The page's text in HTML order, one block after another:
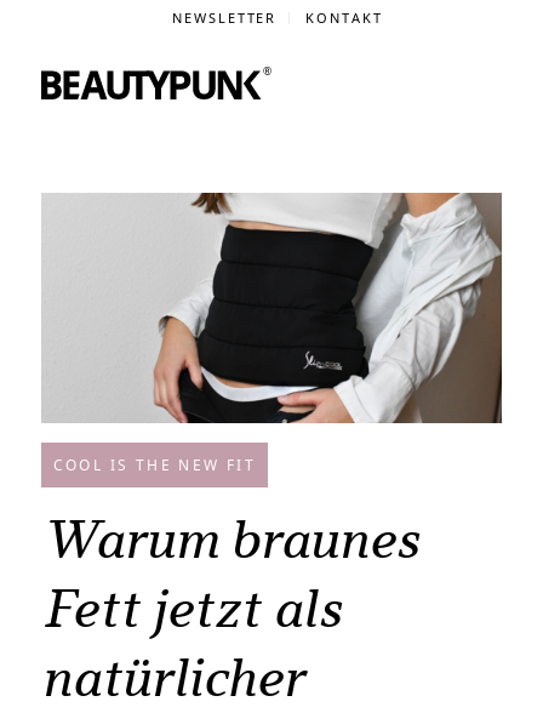
NEWSLETTER KONTAKT
COOL IS THE NEW FIT
Warum braunes
Fett jetzt als
natürlicher